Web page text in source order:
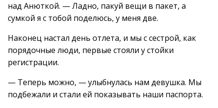
над Анюткой. — Ладно, пакуй вещи в пакет, а
сумкой я с тобой поделюсь, у меня две.
Наконец настал день отлета, и мы с сестрой, как
порядочные люди, первые стояли у стойки
регистрации.
— Теперь можно, — улыбнулась нам девушка. Мы
подбежали и стали ей показывать наши паспорта.